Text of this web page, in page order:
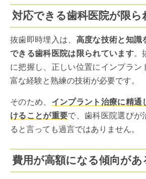
対応できる歯科医院が限ら
抜歯即時埋入は、 高度な技術と知識
できる歯科医院は限られています。
に把握し、正しい位置にインプラン
富な経験と熟練の技術が必要です。
そのため、 インプラント治療に精通
けることが重要で、歯科医院選びが
ると言っても過言ではありません。
費用が高額になる傾向があ